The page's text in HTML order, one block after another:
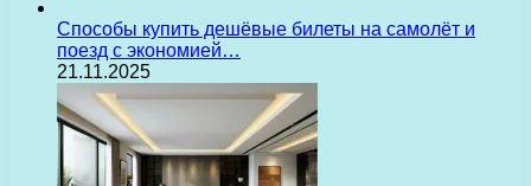
Способы купить дешёвые билеты на самолёт и
поезд с экономией…
21.11.2025